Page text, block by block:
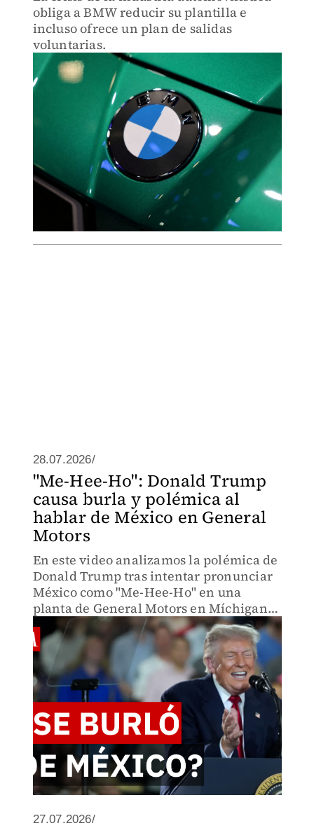
obliga a BMW reducir su plantilla e
incluso ofrece un plan de salidas
voluntarias.
28.07.2026/
"Me-Hee-Ho": Donald Trump
causa burla y polémica al
hablar de México en General
Motors
En este video analizamos la polémica de
Donald Trump tras intentar pronunciar
México como "Me-Hee-Ho" en una
planta de General Motors en Míchigan.
Descubre aquí sus anuncios sobre
aranceles e inversión automotriz en la
región.
27.07.2026/